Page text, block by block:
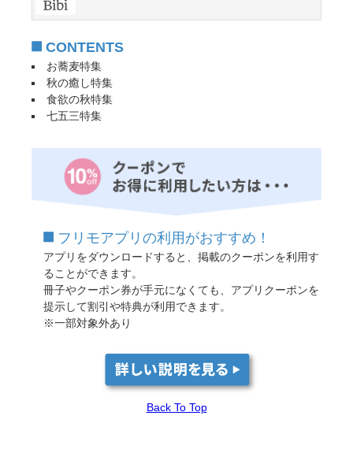
CONTENTS
お蕎麦特集
秋の癒し特集
食欲の秋特集
七五三特集
フリモアプリの利用がおすすめ！
アプリをダウンロードすると、掲載のクーポンを利用す
ることができます。
冊子やクーポン券が手元になくても、アプリクーポンを
提示して割引や特典が利用できます。
※一部対象外あり
Back To Top